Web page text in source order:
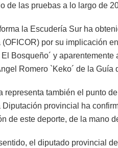
de las pruebas a lo largo de
la Escudería Sur ha
por su implicación
El Bosqueño´ y
Romero `Keko´ de la Guía
representa también el punto
Diputación provincial ha
de este deporte, de la mano
el diputado provincial